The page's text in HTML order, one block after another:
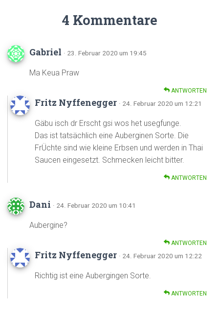
4 Kommentare
Gabriel · 23. Februar 2020 um 19:45
Ma Keua Praw
ANTWORTEN
Fritz Nyffenegger · 24. Februar 2020 um 12:21
Gäbu isch dr Erscht gsi wos het usegfunge.
Das ist tatsächlich eine Auberginen Sorte. Die
FrÜchte sind wie kleine Erbsen und werden in Thai
Saucen eingesetzt. Schmecken leicht bitter.
ANTWORTEN
Dani · 24. Februar 2020 um 10:41
Aubergine?
ANTWORTEN
Fritz Nyffenegger · 24. Februar 2020 um 12:22
Richtig ist eine Aubergingen Sorte.
ANTWORTEN